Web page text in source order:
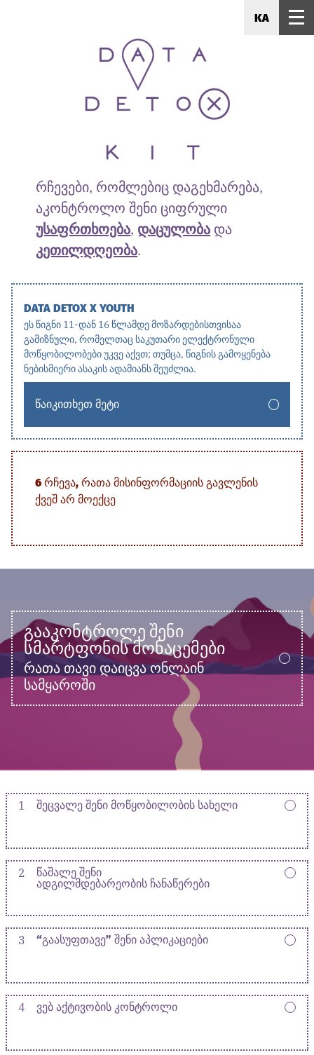
KA
რჩევები, რომლებიც დაგეხმარება,
აკონტროლო შენი ციფრული
უსაფრთხოება, დაცულობა და
კეთილდღეობა.
DATA DETOX X YOUTH
ეს წიგნი 11-დან 16 წლამდე მოზარდებისთვისაა
გამიზნული, რომელთაც საკუთარი ელექტრონული
მოწყობილობები უკვე აქვთ; თუმცა, წიგნის გამოყენება
ნებისმიერი ასაკის ადამიანს შეუძლია.
ᲬᲐᲘᲙᲘᲗᲮᲔᲗ ᲛᲔᲢᲘ
6 ᲠᲩᲔᲕᲐ, ᲠᲐᲗᲐ ᲛᲘᲡᲘᲜᲤᲝᲠᲛᲐᲪᲘᲘᲡ ᲒᲐᲕᲚᲔᲜᲘᲡ
ᲥᲕᲔᲨ ᲐᲠ ᲛᲝᲔᲥᲪᲔ
ᲒᲐᲐᲙᲝᲜᲢᲠᲝᲚᲔ ᲨᲔᲜᲘ
ᲡᲛᲐᲠᲢᲤᲝᲜᲘᲡ ᲛᲝᲜᲐᲪᲔᲛᲔᲑᲘ
რათა თავი დაიცვა ონლაინ
სამყაროში
1 ᲨᲔᲪᲕᲐᲚᲔ ᲨᲔᲜᲘ ᲛᲝᲬᲧᲝᲑᲘᲚᲝᲑᲘᲡ ᲡᲐᲮᲔᲚᲘ
2
ᲬᲐᲨᲐᲚᲔ ᲨᲔᲜᲘ
ᲐᲓᲒᲘᲚᲛᲓᲔᲑᲐᲠᲔᲝᲑᲘᲡ ᲩᲐᲜᲐᲬᲔᲠᲔᲑᲘ
3 “ᲒᲐᲐᲡᲣᲤᲗᲐᲕᲔ” ᲨᲔᲜᲘ ᲐᲞᲚᲘᲙᲐᲪᲘᲔᲑᲘ
4 ᲕᲔᲑ ᲐᲥᲢᲘᲕᲝᲑᲘᲡ ᲙᲝᲜᲢᲠᲝᲚᲘ